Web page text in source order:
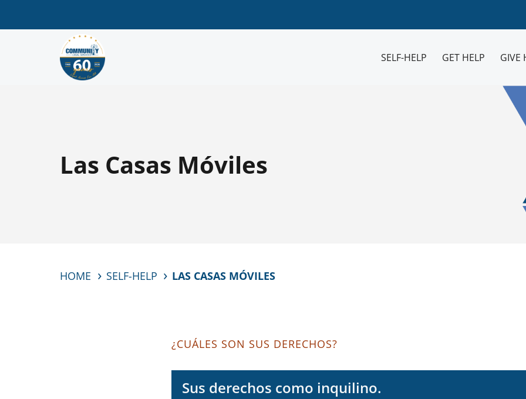
SELF-HELP GET HELP GIVE
Las Casas Móviles
HOME SELF-HELP LAS CASAS MÓVILES
¿CUÁLES SON SUS DERECHOS?
Sus derechos como inquilino.